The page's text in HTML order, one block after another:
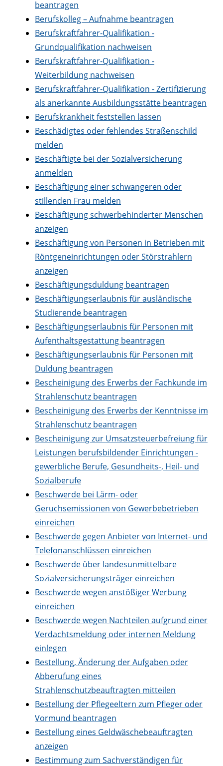
beantragen
Berufskolleg – Aufnahme beantragen
Berufskraftfahrer-Qualifikation -
Grundqualifikation nachweisen
Berufskraftfahrer-Qualifikation -
Weiterbildung nachweisen
Berufskraftfahrer-Qualifikation - Zertifizierung
als anerkannte Ausbildungsstätte beantragen
Berufskrankheit feststellen lassen
Beschädigtes oder fehlendes Straßenschild
melden
Beschäftigte bei der Sozialversicherung
anmelden
Beschäftigung einer schwangeren oder
stillenden Frau melden
Beschäftigung schwerbehinderter Menschen
anzeigen
Beschäftigung von Personen in Betrieben mit
Röntgeneinrichtungen oder Störstrahlern
anzeigen
Beschäftigungsduldung beantragen
Beschäftigungserlaubnis für ausländische
Studierende beantragen
Beschäftigungserlaubnis für Personen mit
Aufenthaltsgestattung beantragen
Beschäftigungserlaubnis für Personen mit
Duldung beantragen
Bescheinigung des Erwerbs der Fachkunde im
Strahlenschutz beantragen
Bescheinigung des Erwerbs der Kenntnisse im
Strahlenschutz beantragen
Bescheinigung zur Umsatzsteuerbefreiung für
Leistungen berufsbildender Einrichtungen -
gewerbliche Berufe, Gesundheits-, Heil- und
Sozialberufe
Beschwerde bei Lärm- oder
Geruchsemissionen von Gewerbebetrieben
einreichen
Beschwerde gegen Anbieter von Internet- und
Telefonanschlüssen einreichen
Beschwerde über landesunmittelbare
Sozialversicherungsträger einreichen
Beschwerde wegen anstößiger Werbung
einreichen
Beschwerde wegen Nachteilen aufgrund einer
Verdachtsmeldung oder internen Meldung
einlegen
Bestellung, Änderung der Aufgaben oder
Abberufung eines
Strahlenschutzbeauftragten mitteilen
Bestellung der Pflegeeltern zum Pfleger oder
Vormund beantragen
Bestellung eines Geldwäschebeauftragten
anzeigen
Bestimmung zum Sachverständigen für